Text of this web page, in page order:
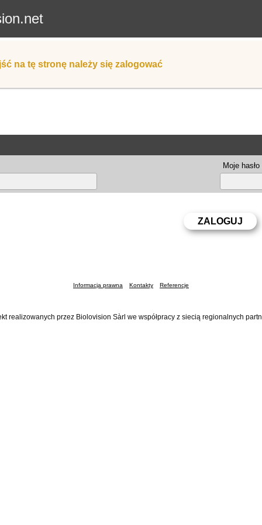
na tę stronę należy się zalogować
Moje hasło
Informacja prawna Kontakty Referencje
realizowanych przez Biolovision Sàrl we współpracy z siecią regionalnych